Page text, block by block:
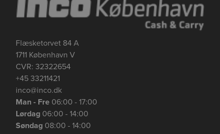
Flæsketorvet 84 A
1711 København V
CVR: 32322654
+45 33211421
inco@inco.dk
Man - Fre 06:00 - 17:00
Lørdag 06:00 - 14:00
Søndag 08:00 - 14:00Se mere her om beregningerne og værdierne